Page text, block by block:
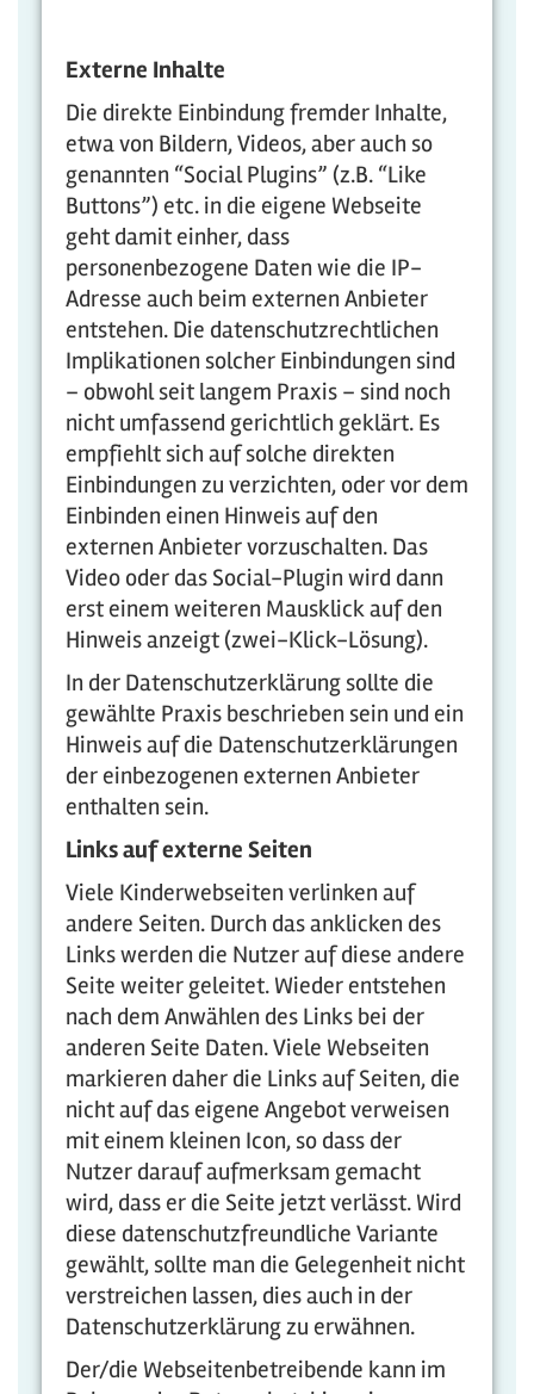
Externe Inhalte
Die direkte Einbindung fremder Inhalte,
etwa von Bildern, Videos, aber auch so
genannten “Social Plugins” (z.B. “Like
Buttons”) etc. in die eigene Webseite
geht damit einher, dass
personenbezogene Daten wie die IP-
Adresse auch beim externen Anbieter
entstehen. Die datenschutzrechtlichen
Implikationen solcher Einbindungen sind
– obwohl seit langem Praxis – sind noch
nicht umfassend gerichtlich geklärt. Es
empfiehlt sich auf solche direkten
Einbindungen zu verzichten, oder vor dem
Einbinden einen Hinweis auf den
externen Anbieter vorzuschalten. Das
Video oder das Social-Plugin wird dann
erst einem weiteren Mausklick auf den
Hinweis anzeigt (zwei-Klick-Lösung).
In der Datenschutzerklärung sollte die
gewählte Praxis beschrieben sein und ein
Hinweis auf die Datenschutzerklärungen
der einbezogenen externen Anbieter
enthalten sein.
Links auf externe Seiten
Viele Kinderwebseiten verlinken auf
andere Seiten. Durch das anklicken des
Links werden die Nutzer auf diese andere
Seite weiter geleitet. Wieder entstehen
nach dem Anwählen des Links bei der
anderen Seite Daten. Viele Webseiten
markieren daher die Links auf Seiten, die
nicht auf das eigene Angebot verweisen
mit einem kleinen Icon, so dass der
Nutzer darauf aufmerksam gemacht
wird, dass er die Seite jetzt verlässt. Wird
diese datenschutzfreundliche Variante
gewählt, sollte man die Gelegenheit nicht
verstreichen lassen, dies auch in der
Datenschutzerklärung zu erwähnen.
Der/die Webseitenbetreibende kann im